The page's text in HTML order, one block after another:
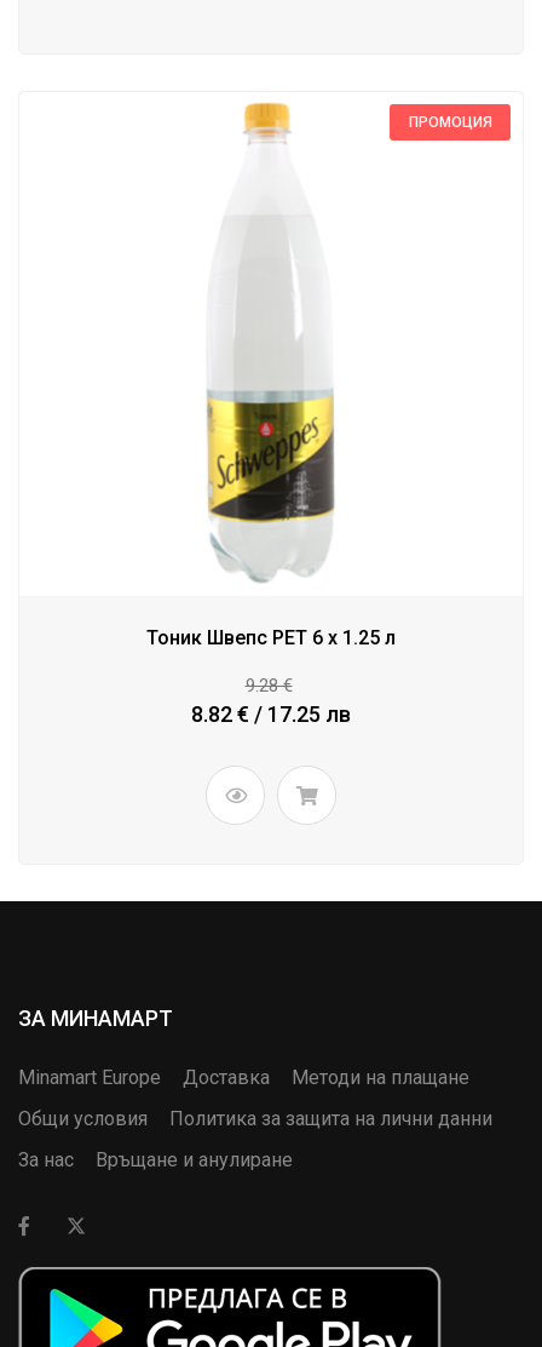
ПРОМОЦИЯ
Тоник Швепс PET 6 x 1.25 л
9.28 €
8.82 € / 17.25 лв
ЗА МИНАМАРТ
Minamart Europe Доставка
Методи на плащане
Общи условия
Политика за защита на лични данни
За нас
Връщане и анулиране